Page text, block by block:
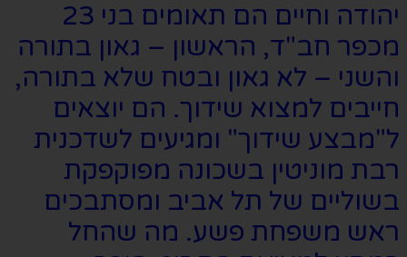
יהודה וחיים הם תאומים בני 23
מכפר חב"ד, הראשון – גאון בתורה
והשני – לא גאון ובטח שלא בתורה,
חייבים למצוא שידוך. הם יוצאים
ל"מבצע שידוך" ומגיעים לשדכנית
רבת מוניטין בשכונה מפוקפקת
בשוליים של תל אביב ומסתבכים
ראש משפחת פשע. מה שהחל